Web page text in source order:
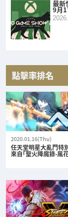
最新
9月
點擊率排名
2020.01.16(Thu)
任天堂明星大亂鬥特
來自「聖火降魔錄-風